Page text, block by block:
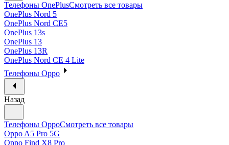
Телефоны OnePlusСмотреть все товары
OnePlus Nord 5
OnePlus Nord CE5
OnePlus 13s
OnePlus 13
OnePlus 13R
OnePlus Nord CE 4 Lite
Телефоны Oppo
Назад
Телефоны OppoСмотреть все товары
Oppo A5 Pro 5G
Oppo Find X8 Pro